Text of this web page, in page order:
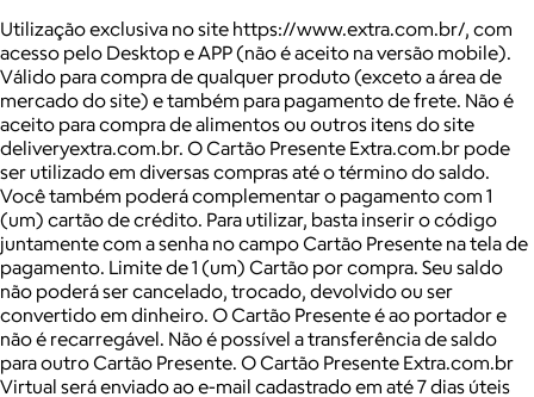
Utilização exclusiva no site https://www.extra.com.br/, com
acesso pelo Desktop e APP (não é aceito na versão mobile).
Válido para compra de qualquer produto (exceto a área de
mercado do site) e também para pagamento de frete. Não é
aceito para compra de alimentos ou outros itens do site
deliveryextra.com.br. O Cartão Presente Extra.com.br pode
ser utilizado em diversas compras até o término do saldo.
Você também poderá complementar o pagamento com 1
(um) cartão de crédito. Para utilizar, basta inserir o código
juntamente com a senha no campo Cartão Presente na tela de
pagamento. Limite de 1 (um) Cartão por compra. Seu saldo
não poderá ser cancelado, trocado, devolvido ou ser
convertido em dinheiro. O Cartão Presente é ao portador e
não é recarregável. Não é possível a transferência de saldo
para outro Cartão Presente. O Cartão Presente Extra.com.br
Virtual será enviado ao e-mail cadastrado em até 7 dias úteis